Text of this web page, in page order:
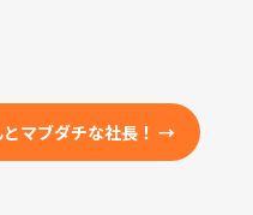
とマブダチな社長！→